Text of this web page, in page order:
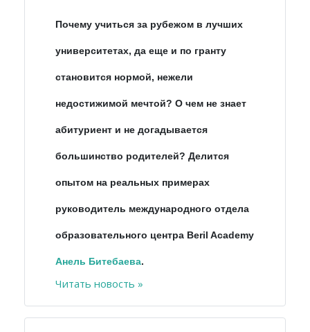
Почему учиться за рубежом в лучших
университетах, да еще и по гранту
становится нормой, нежели
недостижимой мечтой? О чем не знает
абитуриент и не догадывается
большинство родителей? Делится
опытом на реальных примерах
руководитель международного отдела
образовательного центра Beril Academy
Анель Битебаева.
Читать новость »